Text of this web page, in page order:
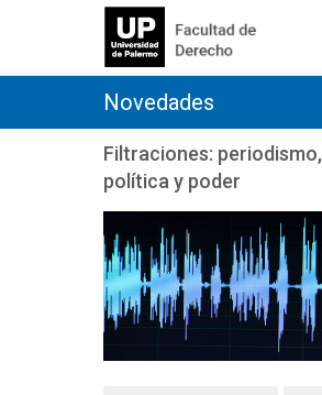
Novedades
Filtraciones: periodismo,
política y poder